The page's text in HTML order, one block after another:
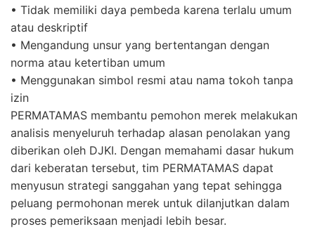
• Tidak memiliki daya pembeda karena terlalu umum
atau deskriptif
• Mengandung unsur yang bertentangan dengan
norma atau ketertiban umum
• Menggunakan simbol resmi atau nama tokoh tanpa
izin
PERMATAMAS membantu pemohon merek melakukan
analisis menyeluruh terhadap alasan penolakan yang
diberikan oleh DJKI. Dengan memahami dasar hukum
dari keberatan tersebut, tim PERMATAMAS dapat
menyusun strategi sanggahan yang tepat sehingga
peluang permohonan merek untuk dilanjutkan dalam
proses pemeriksaan menjadi lebih besar.